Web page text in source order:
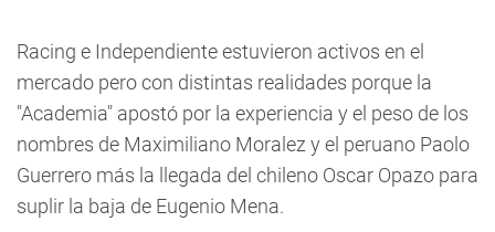
Racing e Independiente estuvieron activos en el
mercado pero con distintas realidades porque la
"Academia" apostó por la experiencia y el peso de los
nombres de Maximiliano Moralez y el peruano Paolo
Guerrero más la llegada del chileno Oscar Opazo para
suplir la baja de Eugenio Mena.